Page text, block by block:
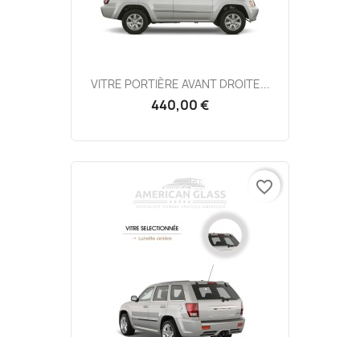
VITRE PORTIÈRE AVANT DROITE...
440,00 €
favorite_border